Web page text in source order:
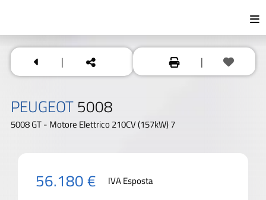
| |
PEUGEOT5008
5008 GT - Motore Elettrico 210CV (157kW) 7
56.180 € IVA Esposta